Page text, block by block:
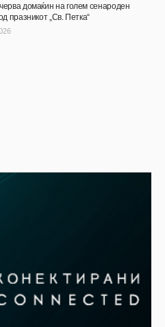
домаќин на голем сенароден
празникот „Св. Петка“